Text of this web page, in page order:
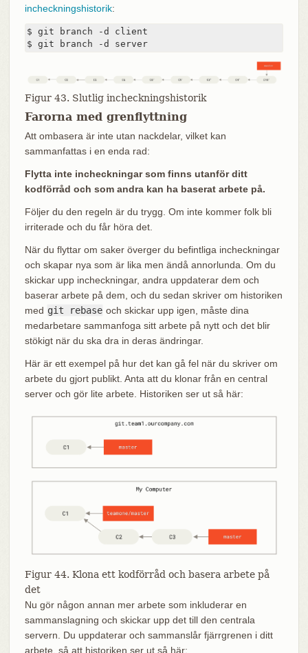
incheckningshistorik:
$ git branch -d client
$ git branch -d server
Figur 43. Slutlig incheckningshistorik
Farorna med grenflyttning
Att ombasera är inte utan nackdelar, vilket kan
sammanfattas i en enda rad:
Flytta inte incheckningar som finns utanför ditt
kodförråd och som andra kan ha baserat arbete på.
Följer du den regeln är du trygg. Om inte kommer folk bli
irriterade och du får höra det.
När du flyttar om saker överger du befintliga incheckningar
och skapar nya som är lika men ändå annorlunda. Om du
skickar upp incheckningar, andra uppdaterar dem och
baserar arbete på dem, och du sedan skriver om historiken
med git rebase och skickar upp igen, måste dina
medarbetare sammanfoga sitt arbete på nytt och det blir
stökigt när du ska dra in deras ändringar.
Här är ett exempel på hur det kan gå fel när du skriver om
arbete du gjort publikt. Anta att du klonar från en central
server och gör lite arbete. Historiken ser ut så här:
Figur 44. Klona ett kodförråd och basera arbete på
det
Nu gör någon annan mer arbete som inkluderar en
sammanslagning och skickar upp det till den centrala
servern. Du uppdaterar och sammanslår fjärrgrenen i ditt
arbete, så att historiken ser ut så här: